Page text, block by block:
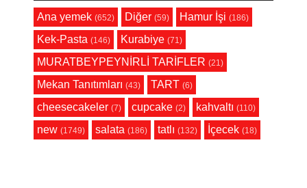
Ana yemek (652) Diğer (59) Hamur İşi (186)
Kek-Pasta (146) Kurabiye (71)
MURATBEYPEYNİRLİ TARİFLER (21)
Mekan Tanıtımları (43) TART (6)
cheesecakeler (7) cupcake (2) kahvaltı (110)
new (1749) salata (186) tatlı (132) İçecek (18)